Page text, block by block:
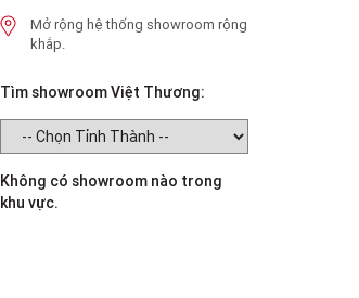
Mở rộng hệ thống showroom rộng
khắp.
Tìm showroom Việt Thương:
Không có showroom nào trong
khu vực.